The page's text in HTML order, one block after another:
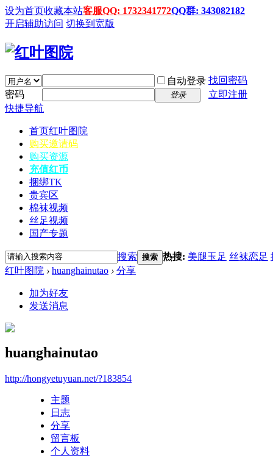
设为首页收藏本站客服QQ: 1732341772QQ群: 343082182
开启辅助访问 切换到宽版
自动登录 找回密码
密码
登录
立即注册
快捷导航
首页红叶图院
购买邀请码
购买资源
充值红币
捆绑TK
贵宾区
棉袜视频
丝足视频
国产专题
搜索 搜索 热搜: 美腿玉足 丝袜恋足
红叶图院 › huanghainutao › 分享
加为好友
发送消息
huanghainutao
http://hongyetuyuan.net/?183854
主题
日志
分享
留言板
个人资料